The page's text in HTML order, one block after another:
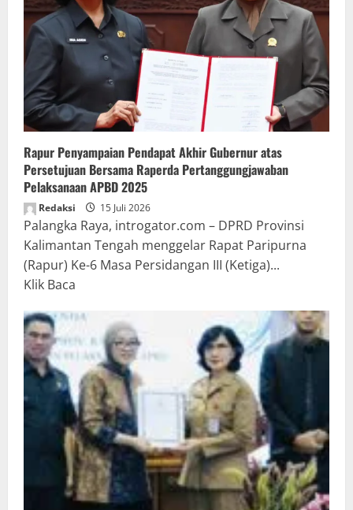
Rapur Penyampaian Pendapat Akhir Gubernur atas
Persetujuan Bersama Raperda Pertanggungjawaban
Pelaksanaan APBD 2025
Redaksi 15 Juli 2026
Palangka Raya, introgator.com – DPRD Provinsi
Kalimantan Tengah menggelar Rapat Paripurna
(Rapur) Ke-6 Masa Persidangan III (Ketiga)...
Klik Baca
about
Rapur
Penyampaian
Pendapat
Akhir
Gubernur
atas
Persetujuan
Bersama
Raperda